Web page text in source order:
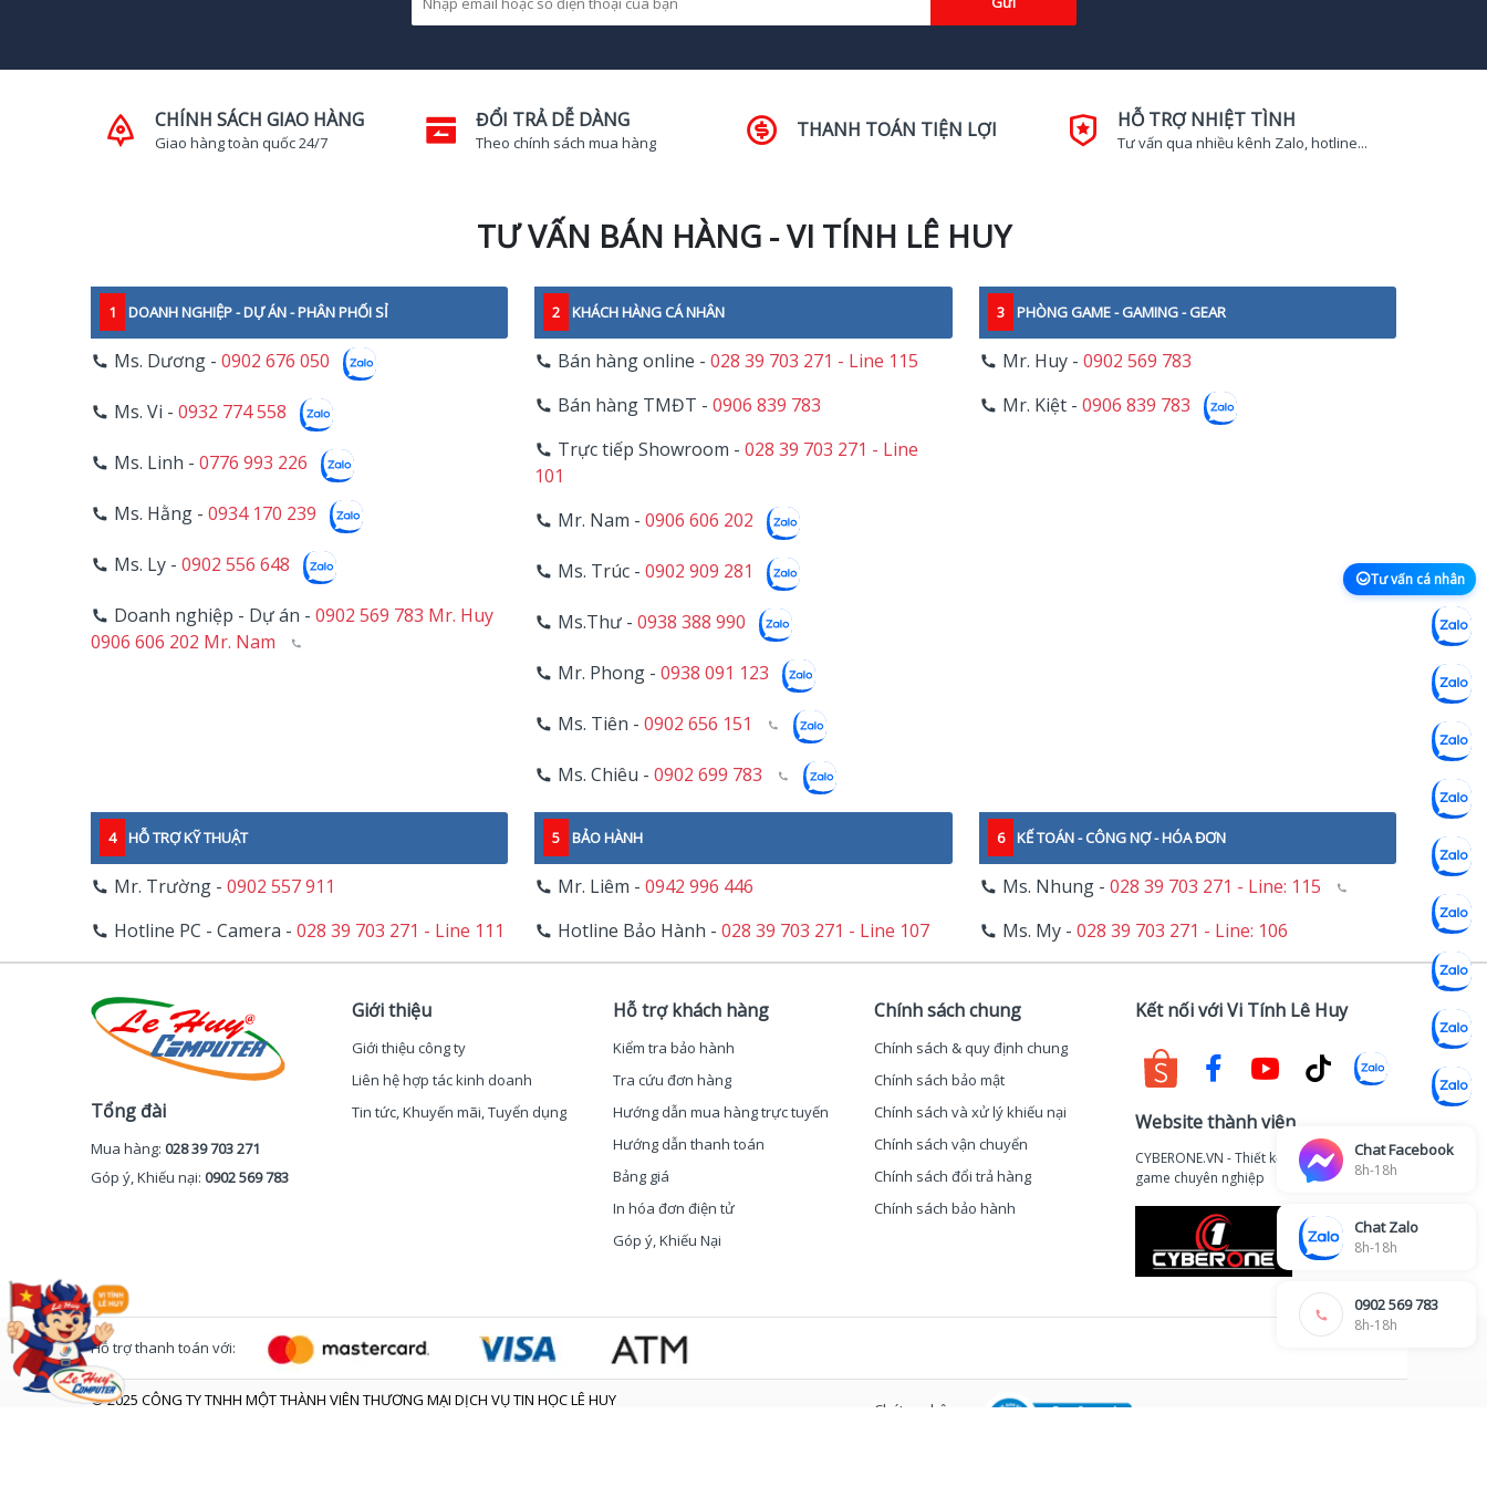
CHÍNH SÁCH GIAO HÀNG
Giao hàng toàn quốc 24/7
ĐỔI TRẢ DỄ DÀNG
Theo chính sách mua hàng
THANH TOÁN TIỆN LỢI HỖ TRỢ NHIỆT TÌNH
Tư vấn qua nhiều kênh Zalo, hotline...
TƯ VẤN BÁN HÀNG - VI TÍNH LÊ HUY
1 DOANH NGHIỆP - DỰ ÁN - PHÂN PHỐI SỈ
Ms. Dương - 0902 676 050
Ms. Vi - 0932 774 558
Ms. Linh - 0776 993 226
Ms. Hằng - 0934 170 239
Ms. Ly - 0902 556 648
Doanh nghiệp - Dự án - 0902 569 783 Mr. Huy
0906 606 202 Mr. Nam
2 KHÁCH HÀNG CÁ NHÂN
Bán hàng online -028 39 703 271 - Line 115
Bán hàng TMĐT -0906 839 783
Trực tiếp Showroom -028 39 703 271 - Line
101
Mr. Nam -0906 606 202
Ms. Trúc -0902 909 281
Ms.Thư -0938 388 990
Mr. Phong -0938 091 123
Ms. Tiên -0902 656 151
Ms. Chiêu -0902 699 783
3 PHÒNG GAME - GAMING - GEAR
Mr. Huy - 0902 569 783
Mr. Kiệt - 0906 839 783
4 HỖ TRỢ KỸ THUẬT
Mr. Trường - 0902 557 911
Hotline PC - Camera - 028 39 703 271 - Line 111
5 BẢO HÀNH
Mr. Liêm -0942 996 446
Hotline Bảo Hành -028 39 703 271 - Line 107
6 KẾ TOÁN - CÔNG NỢ - HÓA ĐƠN
Ms. Nhung - 028 39 703 271 - Line: 115
Ms. My - 028 39 703 271 - Line: 106
Tổng đài
Mua hàng: 028 39 703 271
Góp ý, Khiếu nại: 0902 569 783
Giới thiệu
Giới thiệu công ty
Liên hệ hợp tác kinh doanh
Tin tức, Khuyến mãi, Tuyển dụng
Hỗ trợ khách hàng
Kiểm tra bảo hành
Tra cứu đơn hàng
Hướng dẫn mua hàng trực tuyến
Hướng dẫn thanh toán
Bảng giá
In hóa đơn điện tử
Góp ý, Khiếu Nại
Chính sách chung
Chính sách & quy định chung
Chính sách bảo mật
Chính sách và xử lý khiếu nại
Chính sách vận chuyển
Chính sách đổi trả hàng
Chính sách bảo hành
Kết nối với Vi Tính Lê Huy
Website thành viên
CYBERONE.VN - Thiết kế thi công phòng
game chuyên nghiệp
Hỗ trợ thanh toán với:
© 2025 CÔNG TY TNHH MỘT THÀNH VIÊN THƯƠNG MẠI DỊCH VỤ TIN HỌC LÊ HUY
Chứng nhận
Tư vấn cá nhân
Chat Facebook
8h-18h
Chat Zalo
8h-18h
0902 569 783
8h-18h